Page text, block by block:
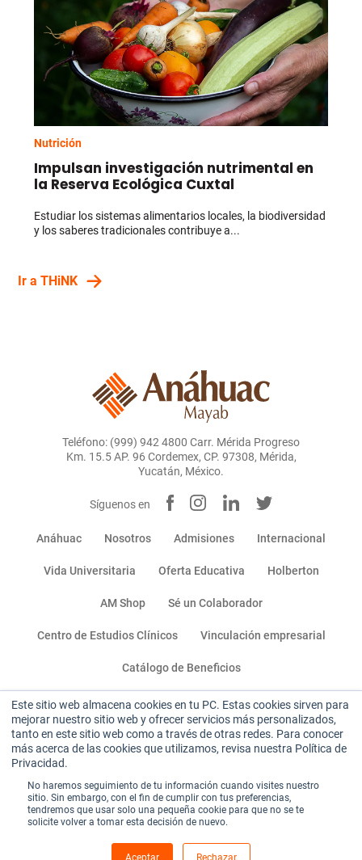
Este sitio web almacena cookies en tu PC. Estas cookies sirven para
mejorar nuestro sitio web y ofrecer servicios más personalizados,
tanto en este sitio web como a través de otras redes. Para conocer
más acerca de las cookies que utilizamos, revisa nuestra Política de
Privacidad.
No haremos seguimiento de tu información cuando visites nuestro
sitio. Sin embargo, con el fin de cumplir con tus preferencias,
tendremos que usar solo una pequeña cookie para que no se te
solicite volver a tomar esta decisión de nuevo.
Aceptar Rechazar
Nutrición
Impulsan investigación nutrimental en
la Reserva Ecológica Cuxtal
Estudiar los sistemas alimentarios locales, la biodiversidad
y los saberes tradicionales contribuye a...
Ir a THiNK
Teléfono: (999) 942 4800 Carr. Mérida Progreso
Km. 15.5 AP. 96 Cordemex, CP. 97308, Mérida,
Yucatán, México.
Síguenos en
Anáhuac Nosotros Admisiones Internacional
Vida Universitaria Oferta Educativa Holberton
AM Shop Sé un Colaborador
Centro de Estudios Clínicos Vinculación empresarial
Catálogo de Beneficios
Miembro de:
Sitio institucional | Aviso de privacidad
Términos y condiciones de uso